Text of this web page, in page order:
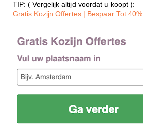
TIP: ( Vergelijk altijd voordat u koopt ):
Gratis Kozijn Offertes | Bespaar Tot 40%‎